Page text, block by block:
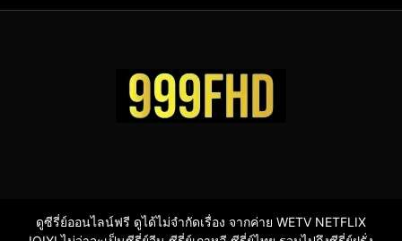
ดูซีรี่ย์ออนไลน์ฟรี ดูได้ไม่จำกัดเรื่อง จากค่าย WETV NETFLIX